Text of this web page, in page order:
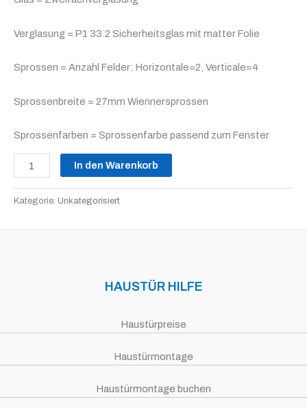
Verglasung = P1 33.2 Sicherheitsglas mit matter Folie
Sprossen = Anzahl Felder: Horizontale=2, Verticale=4
Sprossenbreite = 27mm Wiennersprossen
Sprossenfarben = Sprossenfarbe passend zum Fenster
In den Warenkorb
Kategorie: Unkategorisiert
HAUSTÜR HILFE
Haustürpreise
Haustürmontage
Haustürmontage buchen